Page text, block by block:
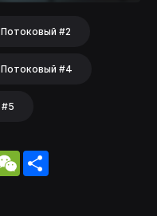
Потоковый #2
Потоковый #4
WeChat